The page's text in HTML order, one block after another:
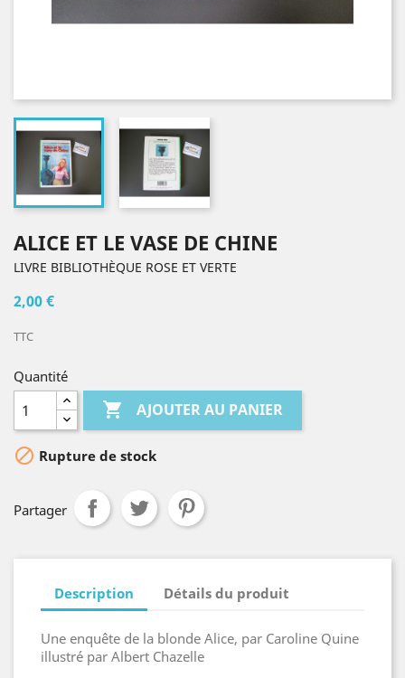
ALICE ET LE VASE DE CHINE
LIVRE BIBLIOTHÈQUE ROSE ET VERTE
2,00 €
TTC
Quantité
 AJOUTER AU PANIER
 Rupture de stock
Partager
Description Détails du produit
Une enquête de la blonde Alice, par Caroline Quine
illustré par Albert Chazelle